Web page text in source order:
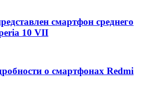
смартфон среднего
10 VII
о смартфонах Redmi